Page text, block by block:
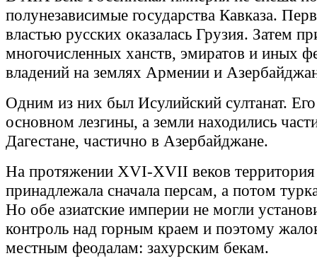
полунезависимые государства Кавказа.
властью русских оказалась Грузия. Затем
многочисленных ханств, эмиратов и иных
владений на землях Армении и
Одним из них был Исулийский султанат. Его
основном лезгины, а земли находились
Дагестане, частично в Азербайджане.
На протяжении XVI-XVII веков территория
принадлежала сначала персам, а потом
Но обе азиатские империи не могли
контроль над горным краем и поэтому
местным феодалам: захурским бекам.